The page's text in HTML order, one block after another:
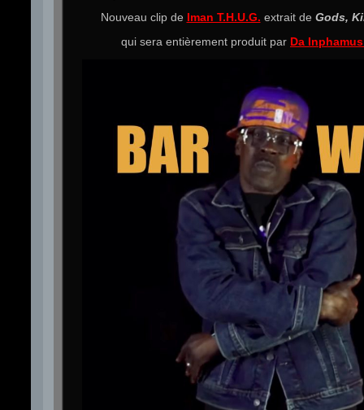
Nouveau clip de Iman T.H.U.G. extrait de Gods,
qui sera entièrement produit par Da